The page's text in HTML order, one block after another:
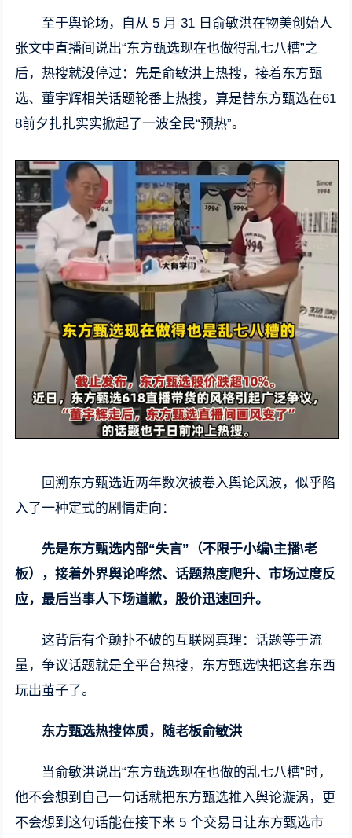
至于舆论场，自从 5 月 31 日俞敏洪在物美创始人
张文中直播间说出“东方甄选现在也做得乱七八糟”之
后，热搜就没停过：先是俞敏洪上热搜，接着东方甄
选、董宇辉相关话题轮番上热搜，算是替东方甄选在61
8前夕扎扎实实掀起了一波全民“预热”。
回溯东方甄选近两年数次被卷入舆论风波，似乎陷
入了一种定式的剧情走向：
先是东方甄选内部“失言”（不限于小编\主播\老
板），接着外界舆论哗然、话题热度爬升、市场过度反
应，最后当事人下场道歉，股价迅速回升。
这背后有个颠扑不破的互联网真理：话题等于流
量，争议话题就是全平台热搜，东方甄选快把这套东西
玩出茧子了。
东方甄选热搜体质，随老板俞敏洪
当俞敏洪说出“东方甄选现在也做的乱七八糟”时，
他不会想到自己一句话就把东方甄选推入舆论漩涡，更
不会想到这句话能在接下来 5 个交易日让东方甄选市